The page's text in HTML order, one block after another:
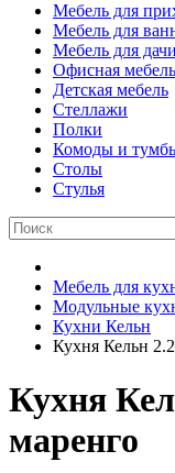
Мебель для
Мебель для
Мебель для дачи
Офисная мебель
Детская мебель
Стеллажи
Полки
Комоды и
Столы
Стулья
Мебель для
Модульные
Кухни Кельн
Кухня Кельн
Кухня
маренго